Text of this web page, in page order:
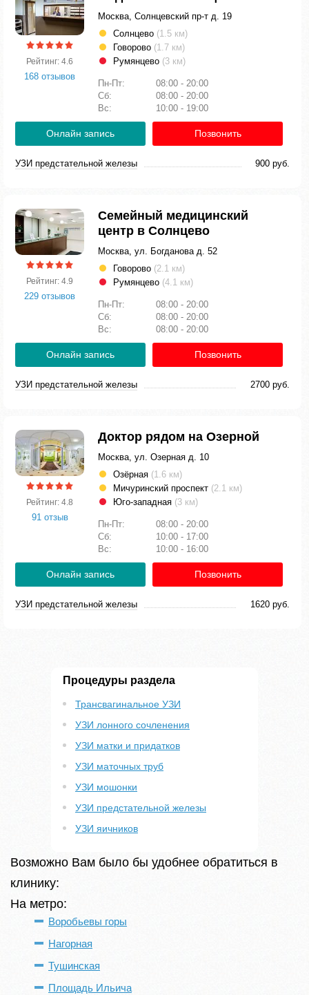
Рейтинг: 4.6
168 отзывов
Москва, Солнцевский пр-т д. 19
Солнцево (1.5 км)
Говорово (1.7 км)
Румянцево (3 км)
Пн-Пт:
08:00 - 20:00
Сб:
08:00 - 20:00
Вс:
10:00 - 19:00
Онлайн запись Позвонить
УЗИ предстательной железы 900 руб.
Рейтинг: 4.9
229 отзывов
Семейный медицинский
центр в Солнцево
Москва, ул. Богданова д. 52
Говорово (2.1 км)
Румянцево (4.1 км)
Пн-Пт:
08:00 - 20:00
Сб:
08:00 - 20:00
Вс:
08:00 - 20:00
Онлайн запись Позвонить
УЗИ предстательной железы 2700 руб.
Рейтинг: 4.8
91 отзыв
Доктор рядом на Озерной
Москва, ул. Озерная д. 10
Озёрная (1.6 км)
Мичуринский проспект (2.1 км)
Юго-западная (3 км)
Пн-Пт:
08:00 - 20:00
Сб:
10:00 - 17:00
Вс:
10:00 - 16:00
Онлайн запись Позвонить
УЗИ предстательной железы 1620 руб.
Процедуры раздела
Трансвагинальное УЗИ
УЗИ лонного сочленения
УЗИ матки и придатков
УЗИ маточных труб
УЗИ мошонки
УЗИ предстательной железы
УЗИ яичников
Возможно Вам было бы удобнее обратиться в
клинику:
На метро:
Воробьевы горы
Нагорная
Тушинская
Площадь Ильича